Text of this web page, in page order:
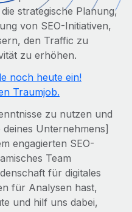
von
Aufgaben
in bestehende Abläufe
für dein Team
um Teams zu
Großunternehmen
Währungen und
strategische Planung,
von SEO-Initiativen,
den Traffic zu
zu erhöhen.
noch heute ein!
Traumjob.
zu nutzen und
Unternehmens]
engagierten SEO-
Team
für digitales
für Analysen hast,
und hilf uns dabei,